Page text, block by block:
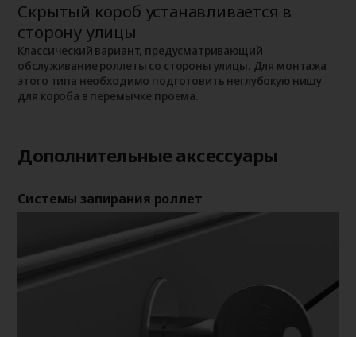
Скрытый короб устанавливается в
сторону улицы
Классический вариант, предусматривающий
обслуживание роллеты со стороны улицы. Для монтажа
этого типа необходимо подготовить неглубокую нишу
для короба в перемычке проема.
Дополнительные аксессуары
Системы запирания роллет